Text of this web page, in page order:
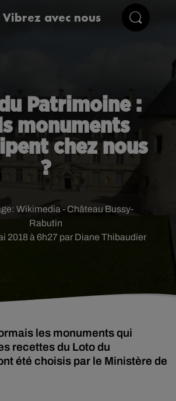
Vibrez avec nous
Patrimoine :
monuments
chez nous
?
2018 à 6h27 par Diane Thibaudier
Wikimedia - Château Bussy-
Rabutin
les monuments qui
recettes du Loto du
été choisis par le Ministère de